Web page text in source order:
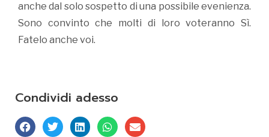
anche dal solo sospetto di una possibile evenienza.
Sono convinto che molti di loro voteranno Sì.
Fatelo anche voi.
Condividi adesso